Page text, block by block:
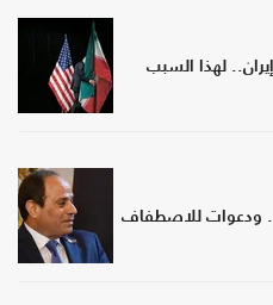
لهذا السبب
ودعوات للاصطفاف